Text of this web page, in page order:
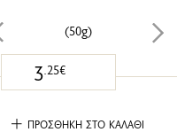
(50g)
3.25€
ΠΡΟΣΘΗΚΗ ΣΤΟ ΚΑΛΑΘΙ